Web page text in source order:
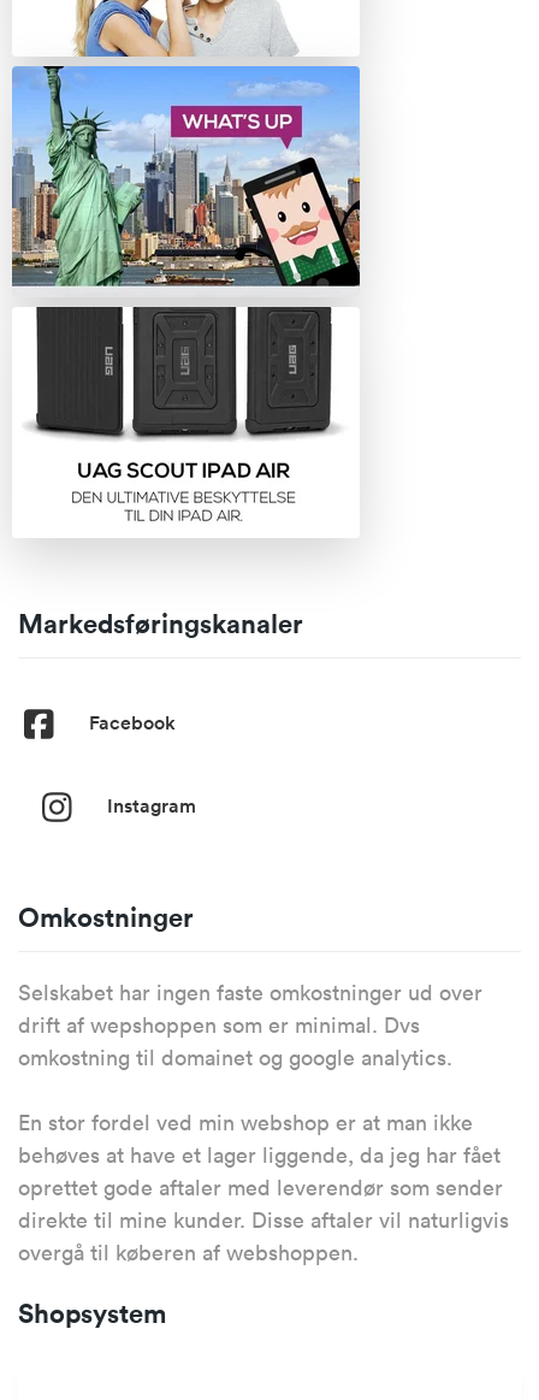
Markedsføringskanaler
Facebook
Instagram
Omkostninger
Selskabet har ingen faste omkostninger ud over
drift af wepshoppen som er minimal. Dvs
omkostning til domainet og google analytics.
En stor fordel ved min webshop er at man ikke
behøves at have et lager liggende, da jeg har fået
oprettet gode aftaler med leverendør som sender
direkte til mine kunder. Disse aftaler vil naturligvis
overgå til køberen af webshoppen.
Shopsystem